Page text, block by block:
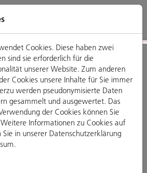
Cookies. Diese haben zwei
sind sie erforderlich für die
unserer Website. Zum anderen
Cookies unsere Inhalte für Sie immer
werden pseudonymisierte Daten
gesammelt und ausgewertet. Das
der Cookies können Sie
Informationen zu Cookies auf
in unserer Datenschutzerklärung
.